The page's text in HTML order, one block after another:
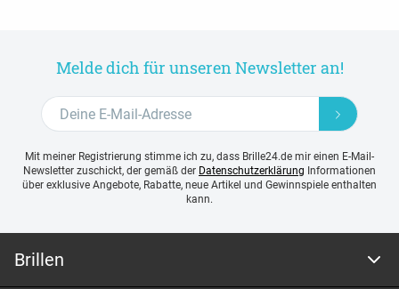
Melde dich für unseren Newsletter an!
Mit meiner Registrierung stimme ich zu, dass Brille24.de mir einen E-Mail-
Newsletter zuschickt, der gemäß der Datenschutzerklärung Informationen
über exklusive Angebote, Rabatte, neue Artikel und Gewinnspiele enthalten
kann.
Brillen